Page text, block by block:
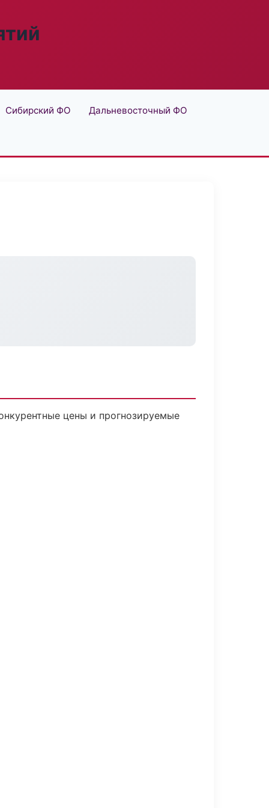
Сибирский ФО Дальневосточный ФО
цены и прогнозируемые